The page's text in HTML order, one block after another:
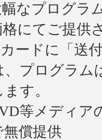
なプログラ
にてご提供
ードに「送
、プログラム
す。
等メディア
償提供